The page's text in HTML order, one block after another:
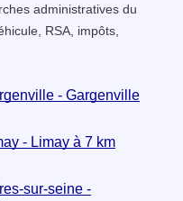
administratives du
RSA, impôts,
- Gargenville
- Limay à 7 km
sur-seine -